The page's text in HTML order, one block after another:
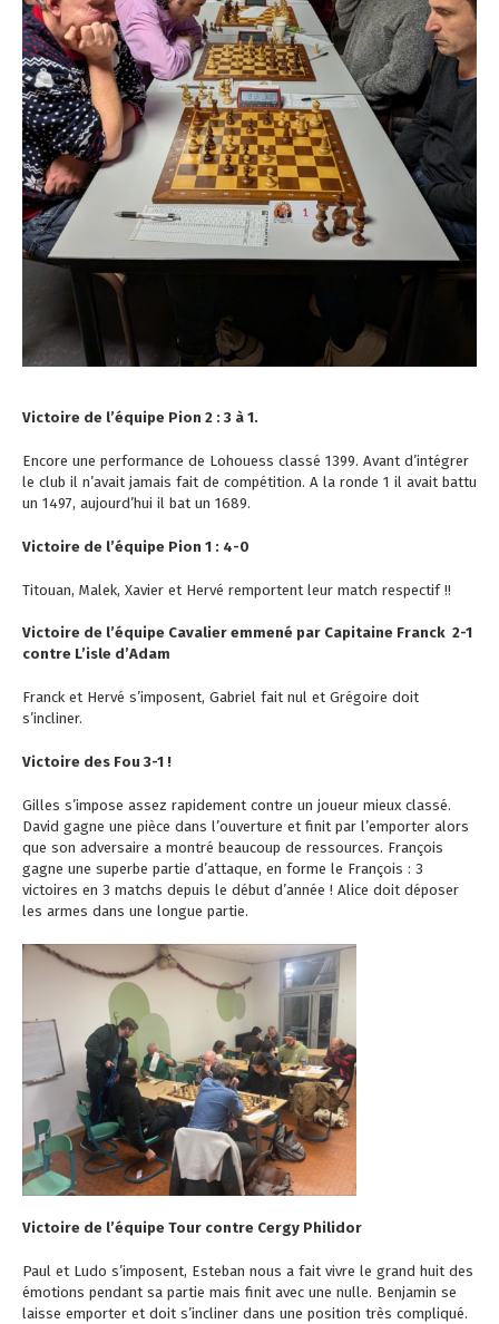
Victoire de l’équipe Pion 2 : 3 à 1.
Encore une performance de Lohouess classé 1399. Avant d’intégrer
le club il n’avait jamais fait de compétition. A la ronde 1 il avait battu
un 1497, aujourd’hui il bat un 1689.
Victoire de l’équipe Pion 1 : 4-0
Titouan, Malek, Xavier et Hervé remportent leur match respectif !!
Victoire de l’équipe Cavalier emmené par Capitaine Franck 2-1
contre L’isle d’Adam
Franck et Hervé s’imposent, Gabriel fait nul et Grégoire doit
s’incliner.
Victoire des Fou 3-1 !
Gilles s’impose assez rapidement contre un joueur mieux classé.
David gagne une pièce dans l’ouverture et finit par l’emporter alors
que son adversaire a montré beaucoup de ressources. François
gagne une superbe partie d’attaque, en forme le François : 3
victoires en 3 matchs depuis le début d’année ! Alice doit déposer
les armes dans une longue partie.
Victoire de l’équipe Tour contre Cergy Philidor
Paul et Ludo s’imposent, Esteban nous a fait vivre le grand huit des
émotions pendant sa partie mais finit avec une nulle. Benjamin se
laisse emporter et doit s’incliner dans une position très compliqué.